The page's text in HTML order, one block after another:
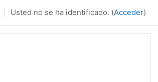
Usted no se ha identificado. (Acceder)